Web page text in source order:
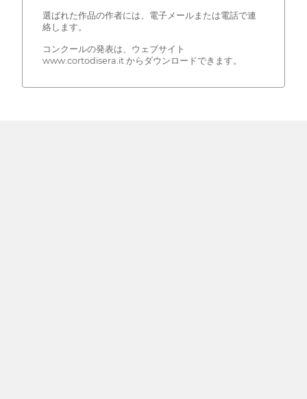
選ばれた作品の作者には、電子メールまたは電話で連
絡します。
コンクールの発表は、ウェブサイト
www.cortodisera.it からダウンロードできます。